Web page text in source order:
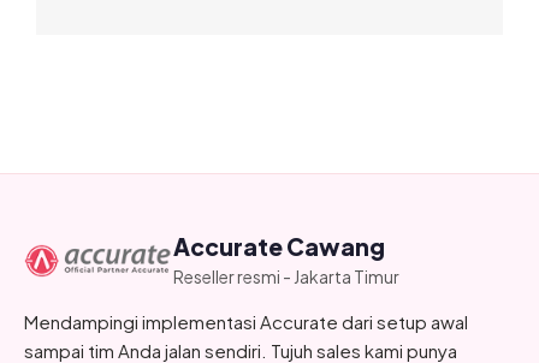
Accurate Cawang
Reseller resmi - Jakarta Timur
Mendampingi implementasi Accurate dari setup awal
sampai tim Anda jalan sendiri. Tujuh sales kami punya